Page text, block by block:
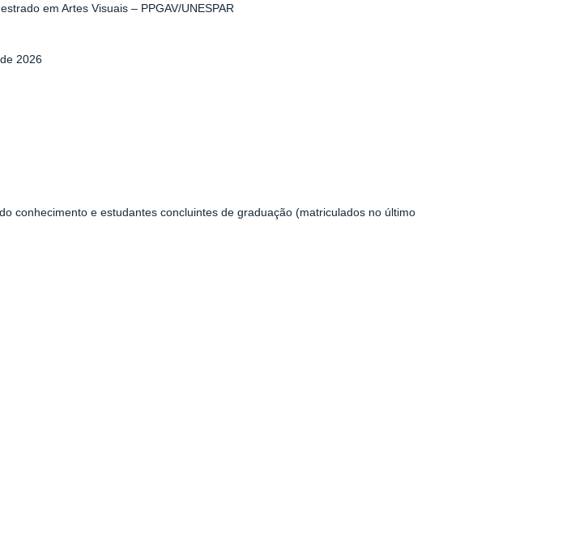
em Artes Visuais – PPGAV/UNESPAR
2026
conhecimento e estudantes concluintes de graduação (matriculados no último